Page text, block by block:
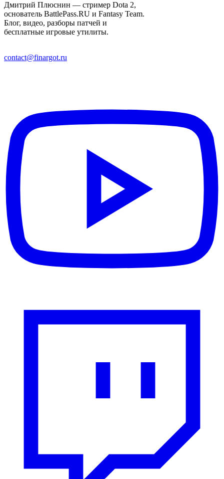
Дмитрий Плюснин — стример Dota 2,
основатель BattlePass.RU и Fantasy Team.
Блог, видео, разборы патчей и
бесплатные игровые утилиты.
contact@finargot.ru